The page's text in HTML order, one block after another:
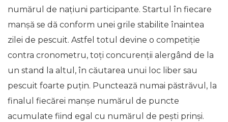
numărul de națiuni participante. Startul în fiecare
manșă se dă conform unei grile stabilite înaintea
zilei de pescuit. Astfel totul devine o competiție
contra cronometru, toți concurenții alergând de la
un stand la altul, în căutarea unui loc liber sau
pescuit foarte puțin. Punctează numai păstrăvul, la
finalul fiecărei manșe numărul de puncte
acumulate fiind egal cu numărul de pești prinși.